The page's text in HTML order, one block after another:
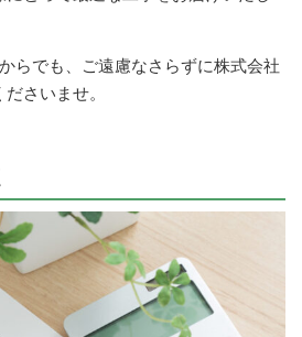
らでも、ご遠慮なさらずに株式会社
さいませ。